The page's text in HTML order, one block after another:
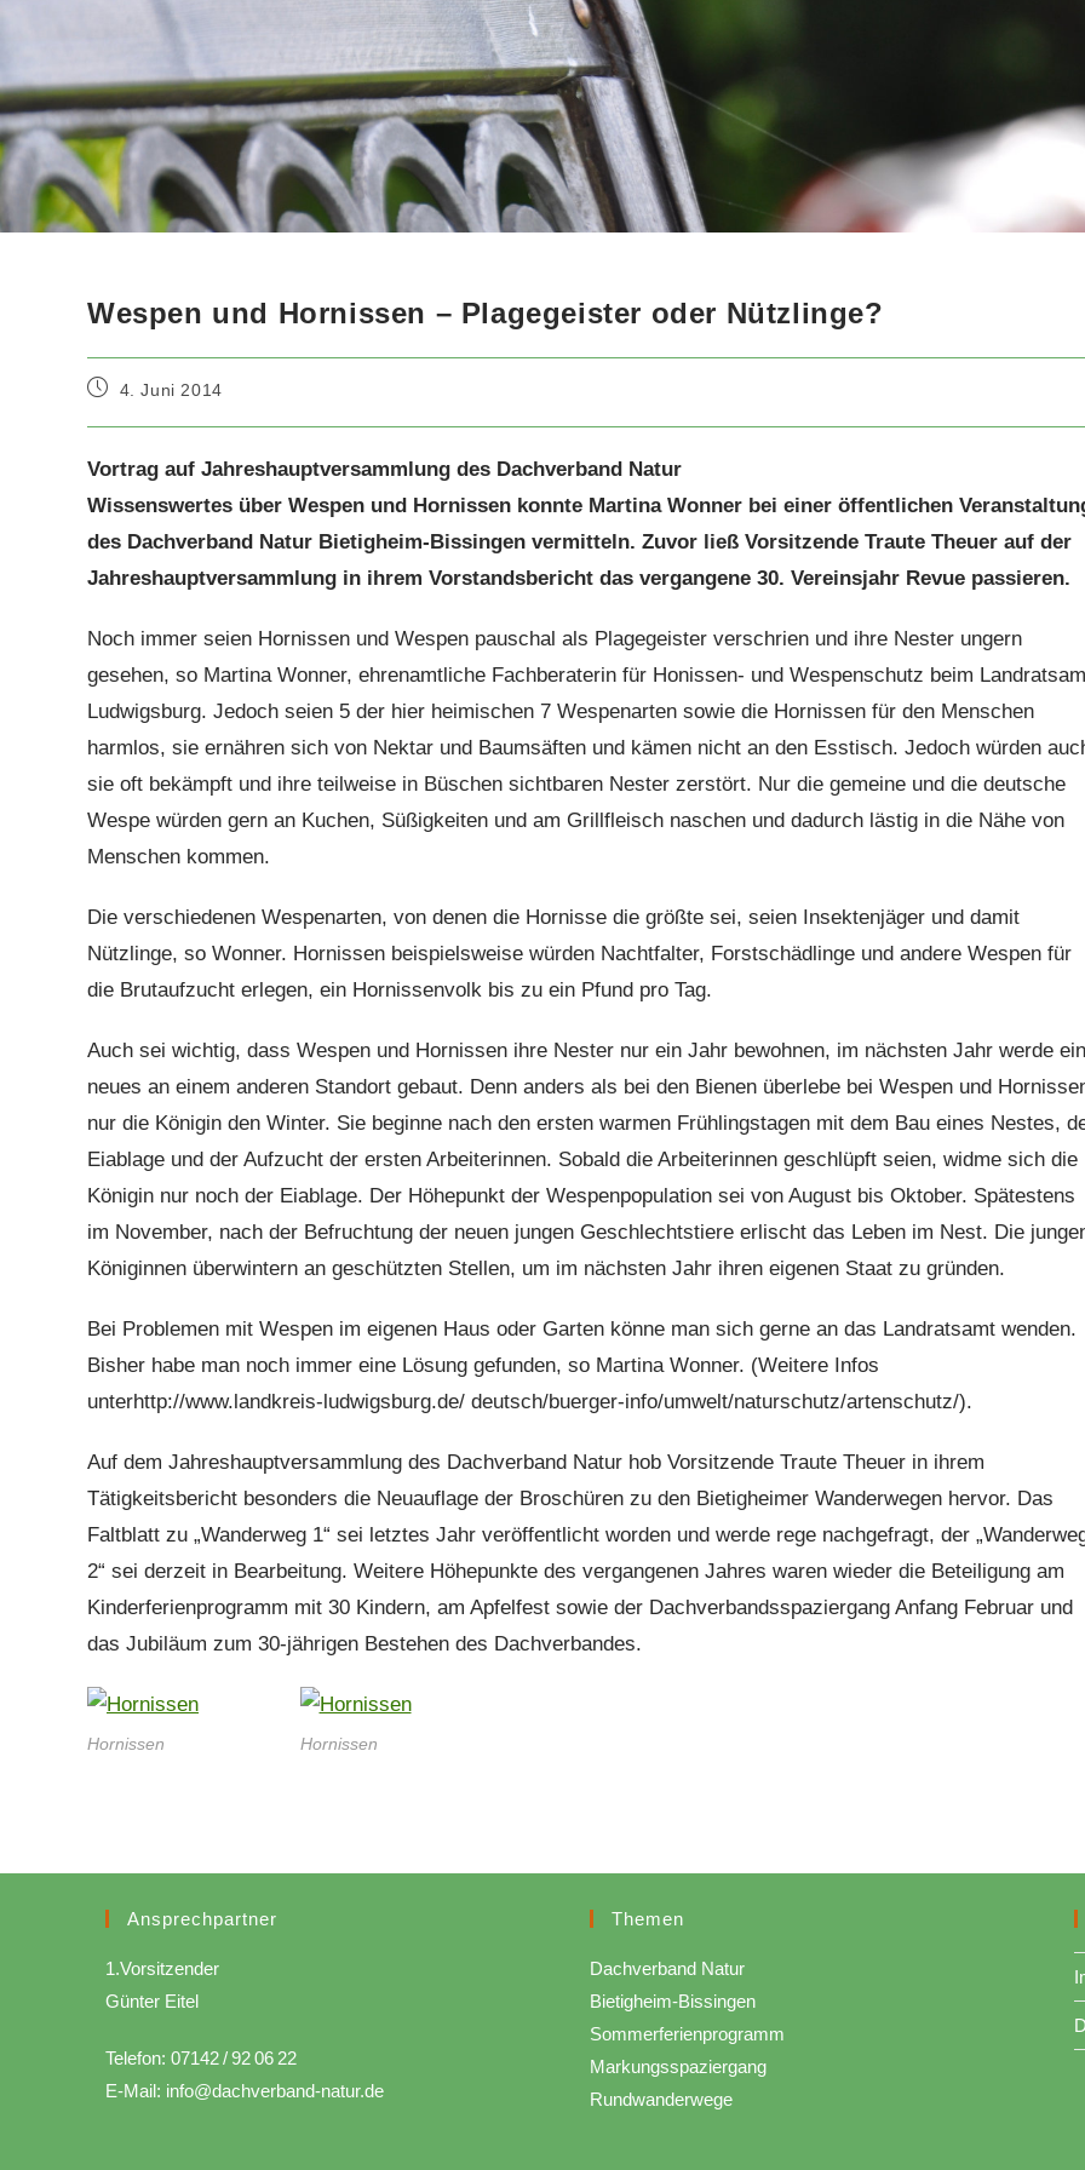
Wespen und Hornissen – Plagegeister oder Nützlinge?
Beitrag4. Juni 2014
Vortrag auf Jahreshauptversammlung des Dachverband Natur
Wissenswertes über Wespen und Hornissen konnte Martina Wonner bei einer öffentlichen
des Dachverband Natur Bietigheim-Bissingen vermitteln. Zuvor ließ Vorsitzende Traute Theuer auf der
Jahreshauptversammlung in ihrem Vorstandsbericht das vergangene 30. Vereinsjahr Revue passieren.
Noch immer seien Hornissen und Wespen pauschal als Plagegeister verschrien und ihre Nester ungern
gesehen, so Martina Wonner, ehrenamtliche Fachberaterin für Honissen- und Wespenschutz beim
Ludwigsburg. Jedoch seien 5 der hier heimischen 7 Wespenarten sowie die Hornissen für den Menschen
harmlos, sie ernähren sich von Nektar und Baumsäften und kämen nicht an den Esstisch. Jedoch würden
sie oft bekämpft und ihre teilweise in Büschen sichtbaren Nester zerstört. Nur die gemeine und die deutsche
Wespe würden gern an Kuchen, Süßigkeiten und am Grillfleisch naschen und dadurch lästig in die Nähe von
Menschen kommen.
Die verschiedenen Wespenarten, von denen die Hornisse die größte sei, seien Insektenjäger und damit
Nützlinge, so Wonner. Hornissen beispielsweise würden Nachtfalter, Forstschädlinge und andere Wespen für
die Brutaufzucht erlegen, ein Hornissenvolk bis zu ein Pfund pro Tag.
Auch sei wichtig, dass Wespen und Hornissen ihre Nester nur ein Jahr bewohnen, im nächsten Jahr werde ein
neues an einem anderen Standort gebaut. Denn anders als bei den Bienen überlebe bei Wespen und
nur die Königin den Winter. Sie beginne nach den ersten warmen Frühlingstagen mit dem Bau eines Nestes,
Eiablage und der Aufzucht der ersten Arbeiterinnen. Sobald die Arbeiterinnen geschlüpft seien, widme sich die
Königin nur noch der Eiablage. Der Höhepunkt der Wespenpopulation sei von August bis Oktober. Spätestens
im November, nach der Befruchtung der neuen jungen Geschlechtstiere erlischt das Leben im Nest. Die
Königinnen überwintern an geschützten Stellen, um im nächsten Jahr ihren eigenen Staat zu gründen.
Bei Problemen mit Wespen im eigenen Haus oder Garten könne man sich gerne an das Landratsamt wenden.
Bisher habe man noch immer eine Lösung gefunden, so Martina Wonner. (Weitere Infos
unterhttp://www.landkreis-ludwigsburg.de/ deutsch/buerger-info/umwelt/naturschutz/artenschutz/).
Auf dem Jahreshauptversammlung des Dachverband Natur hob Vorsitzende Traute Theuer in ihrem
Tätigkeitsbericht besonders die Neuauflage der Broschüren zu den Bietigheimer Wanderwegen hervor. Das
Faltblatt zu „Wanderweg 1“ sei letztes Jahr veröffentlicht worden und werde rege nachgefragt, der
2“ sei derzeit in Bearbeitung. Weitere Höhepunkte des vergangenen Jahres waren wieder die Beteiligung am
Kinderferienprogramm mit 30 Kindern, am Apfelfest sowie der Dachverbandsspaziergang Anfang Februar und
das Jubiläum zum 30-jährigen Bestehen des Dachverbandes.
Hornissen Hornissen
Ansprechpartner
1.Vorsitzender
Günter Eitel
Telefon: 07142 / 92 06 22
E-Mail: info@dachverband-natur.de
Themen
Dachverband Natur
Bietigheim-Bissingen
Sommerferienprogramm
Markungsspaziergang
Rundwanderwege